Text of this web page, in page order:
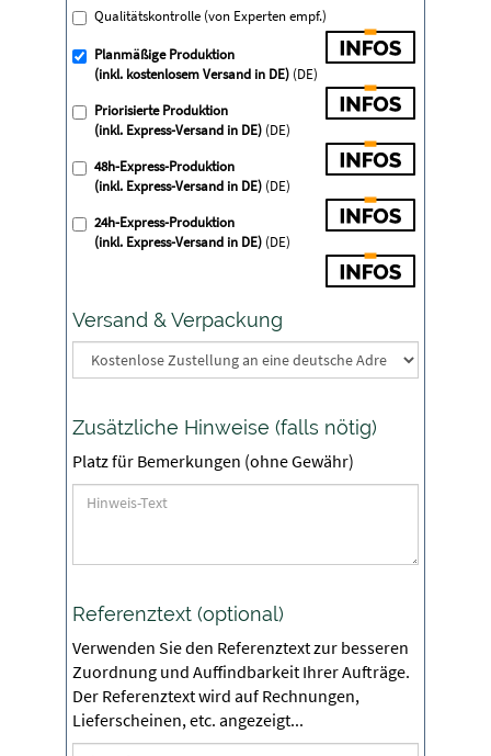
Qualitätskontrolle (von Experten empf.)
Planmäßige Produktion
(inkl. kostenlosem Versand in DE)(DE)
Priorisierte Produktion
(inkl. Express-Versand in DE)(DE)
48h-Express-Produktion
(inkl. Express-Versand in DE)(DE)
24h-Express-Produktion
(inkl. Express-Versand in DE)(DE)
Versand & Verpackung
Zusätzliche Hinweise (falls nötig)
Platz für Bemerkungen (ohne Gewähr)
Referenztext (optional)
Verwenden Sie den Referenztext zur besseren
Zuordnung und Auffindbarkeit Ihrer Aufträge.
Der Referenztext wird auf Rechnungen,
Lieferscheinen, etc. angezeigt...